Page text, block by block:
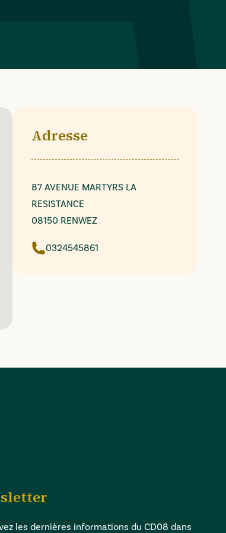
Adresse
87 AVENUE MARTYRS LA
RESISTANCE
08150 RENWEZ
0324545861
les dernières informations du CD08 dans